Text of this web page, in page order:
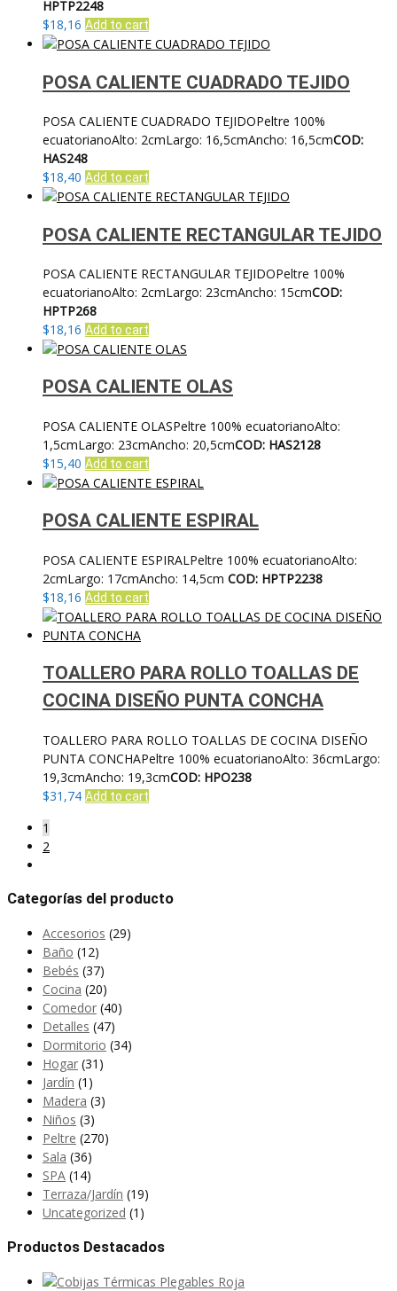
HPTP2248
$18,16 Add to cart
POSA CALIENTE CUADRADO TEJIDO
POSA CALIENTE CUADRADO TEJIDOPeltre 100%
ecuatorianoAlto: 2cmLargo: 16,5cmAncho: 16,5cmCOD:
HAS248
$18,40 Add to cart
POSA CALIENTE RECTANGULAR TEJIDO
POSA CALIENTE RECTANGULAR TEJIDOPeltre 100%
ecuatorianoAlto: 2cmLargo: 23cmAncho: 15cmCOD:
HPTP268
$18,16 Add to cart
POSA CALIENTE OLAS
POSA CALIENTE OLASPeltre 100% ecuatorianoAlto:
1,5cmLargo: 23cmAncho: 20,5cmCOD: HAS2128
$15,40 Add to cart
POSA CALIENTE ESPIRAL
POSA CALIENTE ESPIRALPeltre 100% ecuatorianoAlto:
2cmLargo: 17cmAncho: 14,5cm COD: HPTP2238
$18,16 Add to cart
TOALLERO PARA ROLLO TOALLAS DE
COCINA DISEÑO PUNTA CONCHA
TOALLERO PARA ROLLO TOALLAS DE COCINA DISEÑO
PUNTA CONCHAPeltre 100% ecuatorianoAlto: 36cmLargo:
19,3cmAncho: 19,3cmCOD: HPO238
$31,74 Add to cart
1
2
Categorías del producto
Accesorios (29)
Baño (12)
Bebés (37)
Cocina (20)
Comedor (40)
Detalles (47)
Dormitorio (34)
Hogar (31)
Jardín (1)
Madera (3)
Niños (3)
Peltre (270)
Sala (36)
SPA (14)
Terraza/Jardín (19)
Uncategorized (1)
Productos Destacados